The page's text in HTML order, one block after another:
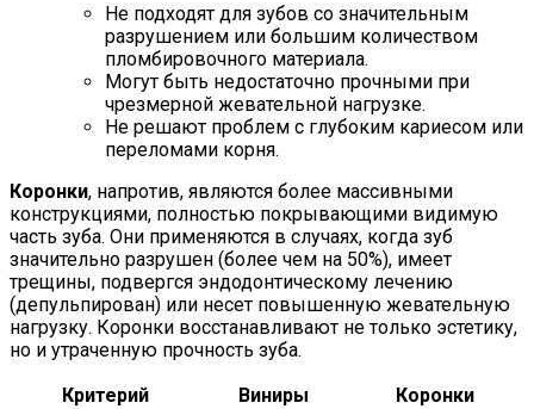
Не подходят для зубов со значительным
разрушением или большим количеством
пломбировочного материала.
Могут быть недостаточно прочными при
чрезмерной жевательной нагрузке.
Не решают проблем с глубоким кариесом или
переломами корня.
Коронки, напротив, являются более массивными
конструкциями, полностью покрывающими видимую
часть зуба. Они применяются в случаях, когда зуб
значительно разрушен (более чем на 50%), имеет
трещины, подвергся эндодонтическому лечению
(депульпирован) или несет повышенную жевательную
нагрузку. Коронки восстанавливают не только эстетику,
но и утраченную прочность зуба.
Критерий
Виниры
Коронки